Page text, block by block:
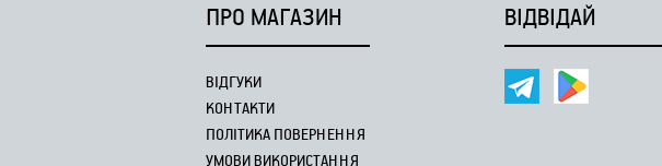
ПРО МАГАЗИН
ВІДГУКИ
КОНТАКТИ
ПОЛІТИКА ПОВЕРНЕННЯ
УМОВИ ВИКОРИСТАННЯ
ВІДВІДАЙ